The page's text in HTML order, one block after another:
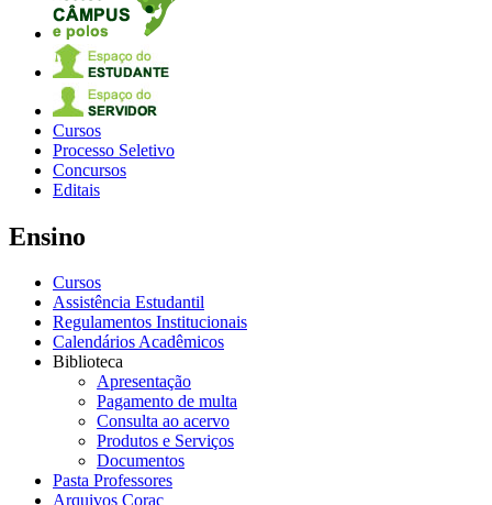
Cursos
Processo Seletivo
Concursos
Editais
Ensino
Cursos
Assistência Estudantil
Regulamentos Institucionais
Calendários Acadêmicos
Biblioteca
Apresentação
Pagamento de multa
Consulta ao acervo
Produtos e Serviços
Documentos
Pasta Professores
Arquivos Corac